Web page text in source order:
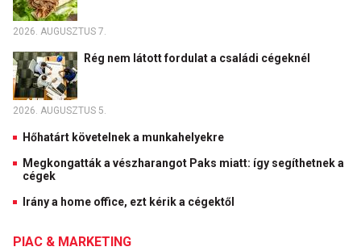
2026. AUGUSZTUS 7.
Rég nem látott fordulat a családi cégeknél
2026. AUGUSZTUS 5.
Hőhatárt követelnek a munkahelyekre
Megkongatták a vészharangot Paks miatt: így segíthetnek a
cégek
Irány a home office, ezt kérik a cégektől
PIAC & MARKETING